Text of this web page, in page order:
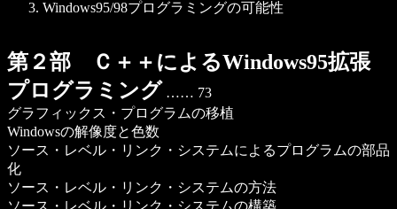
Windows95/98プログラミングの可能性
第２部 Ｃ＋＋によるWindows95拡張
プログラミング …… 73
グラフィックス・プログラムの移植
Windowsの解像度と色数
ソース・レベル・リンク・システムによるプログラムの部品
化
ソース・レベル・リンク・システムの方法
ソース・レベル・リンク・システムの構築